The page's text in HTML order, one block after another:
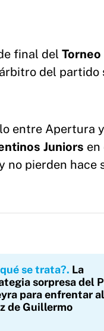
final del Torneo
del partido
entre Apertura y
Juniors en
no pierden hace
se trata? La
sorpresa del
para enfrentar al
de Guillermo